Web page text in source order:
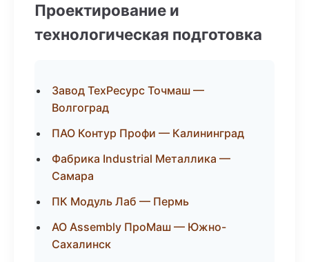
Проектирование и
технологическая подготовка
Завод ТехРесурс Точмаш —
Волгоград
ПАО Контур Профи — Калининград
Фабрика Industrial Металлика —
Самара
ПК Модуль Лаб — Пермь
АО Assembly ПроМаш — Южно-
Сахалинск